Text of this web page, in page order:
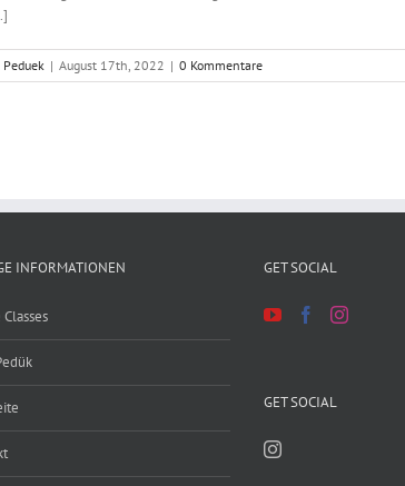
Peduek | August 17th, 2022 | 0 Kommentare
INFORMATIONEN GET SOCIAL
GET SOCIAL